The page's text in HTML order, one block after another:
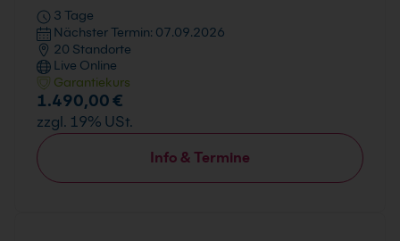
3 Tage
Nächster Termin: 07.09.2026
20 Standorte
Live Online
Garantiekurs
Info & Termine
1.490,00 €
zzgl. 19% USt.